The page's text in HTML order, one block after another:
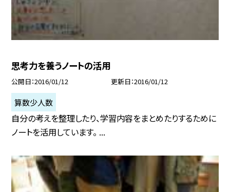
思考力を養うノートの活用
公開日 2016/01/12 更新日 2016/01/12
算数少人数
自分の考えを整理したり、学習内容をまとめたりするために
ノートを活用しています。 ...